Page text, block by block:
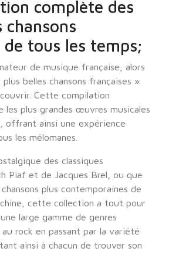
complète des
chansons
de tous les temps;
de musique française, alors
belles chansons françaises »
Cette compilation
les plus grandes œuvres musicales
offrant ainsi une expérience
les mélomanes.
des classiques
Piaf et de Jacques Brel, ou que
plus contemporaines de
cette collection a tout pour
large gamme de genres
rock en passant par la variété
ainsi à chacun de trouver son